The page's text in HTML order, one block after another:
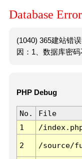
Database Error
(1040) 365建站错
因：1、数据库密码
PHP Debug
No. File
1
/
2 /source/